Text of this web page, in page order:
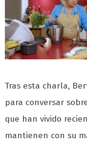
Tras esta charla,
para conversar
que han vivido
mantienen con su